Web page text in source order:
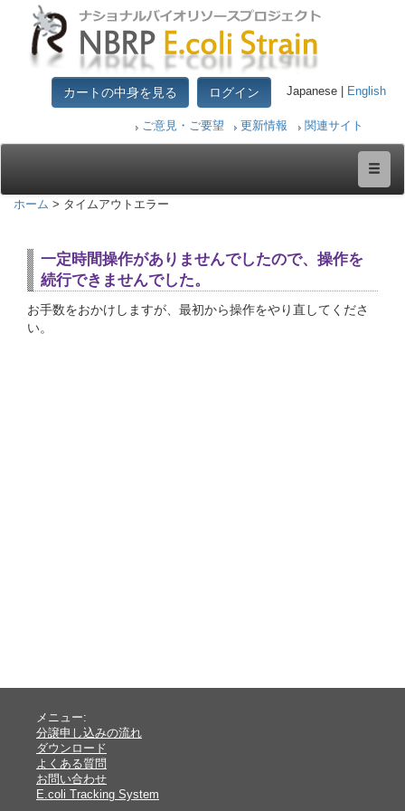
カートの中身を見る ログイン Japanese | English
ご意見・ご要望 更新情報 関連サイト
ホーム > タイムアウトエラー
一定時間操作がありませんでしたので、操作を
続行できませんでした。
お手数をおかけしますが、最初から操作をやり直してくださ
い。
メニュー:
分譲申し込みの流れ
ダウンロード
よくある質問
お問い合わせ
E.coli Tracking System